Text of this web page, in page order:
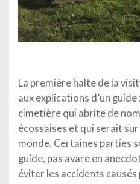
La première halte de la
aux explications d’un guide
cimetière qui abrite de
écossaises et qui serait
monde. Certaines parties
guide, pas avare en
éviter les accidents